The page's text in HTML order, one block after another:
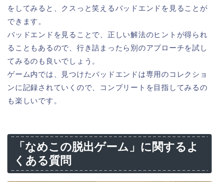
をしてみると、クスっと笑えるバッドエンドを見ることが
できます。
バッドエンドを見ることで、正しい解法のヒントが得られ
ることもあるので、行き詰まったら別のアプローチを試し
てみるのも良いでしょう。
ゲーム内では、見つけたバッドエンドは専用のコレクショ
ンに記録されていくので、コンプリートを目指してみるの
も楽しいです。
「なめこの脱出ゲーム」に関するよ
くある質問